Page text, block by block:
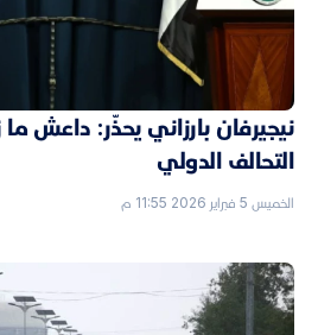
نيجيرفان بارزاني يحذّر: داعش
التحالف الدولي
الخميس 5 فبراير 2026 11:55 م